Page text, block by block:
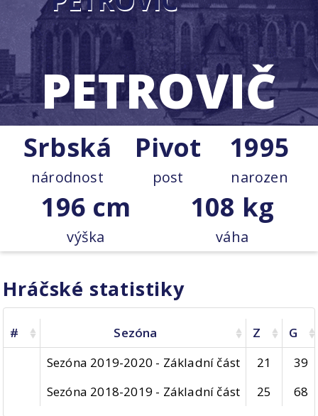
PETROVIČ
Srbská
národnost
Pivot
post
1995
narozen
196 cm
výška
108 kg
váha
Hráčské statistiky
# Sezóna Z
G
Sezóna 2019-2020 - Základní část
21
39
Sezóna 2018-2019 - Základní část
25 68